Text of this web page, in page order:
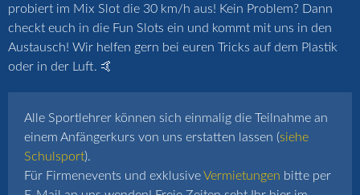
probiert im Mix Slot die 30 km/h aus! Kein Problem? Dann
checkt euch in die Fun Slots ein und kommt mit uns in den
Austausch! Wir helfen gern bei euren Tricks auf dem Plastik
oder in der Luft. 🤙
Alle Sportlehrer können sich einmalig die Teilnahme an
einem Anfängerkurs von uns erstatten lassen (siehe
Schulsport).
Für Firmenevents und exklusiveVermietungen bitte per